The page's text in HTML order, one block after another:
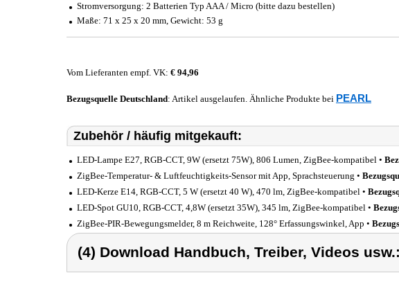
Stromversorgung: 2 Batterien Typ AAA / Micro (bitte dazu bestellen)
Maße: 71 x 25 x 20 mm, Gewicht: 53 g
Vom Lieferanten empf. VK: € 94,96
Bezugsquelle Deutschland: Artikel ausgelaufen. Ähnliche Produkte bei PEARL
Zubehör / häufig mitgekauft:
LED-Lampe E27, RGB-CCT, 9W (ersetzt 75W), 806 Lumen, ZigBee-kompatibel •
ZigBee-Temperatur- & Luftfeuchtigkeits-Sensor mit App, Sprachsteuerung •
LED-Kerze E14, RGB-CCT, 5 W (ersetzt 40 W), 470 lm, ZigBee-kompatibel •
LED-Spot GU10, RGB-CCT, 4,8W (ersetzt 35W), 345 lm, ZigBee-kompatibel •
ZigBee-PIR-Bewegungsmelder, 8 m Reichweite, 128° Erfassungswinkel, App •
(4) Download Handbuch, Treiber, Videos usw.: